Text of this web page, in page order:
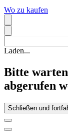
Wo zu kaufen
Laden...
Bitte
abgerufen
Schließen und